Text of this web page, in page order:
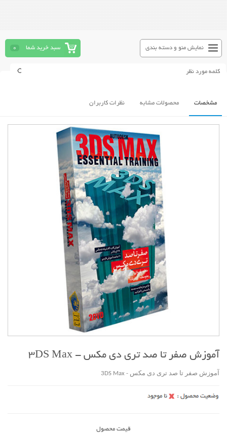
سبد خرید شما 0 نمایش منو و دسته بندی
مشخصات محصولات مشابه نظرات کاربران
آموزش صفر تا صد تری دی مکس - 3DS Max
آموزش صفر تا صد تری دی مکس - 3DS Max
قیمت محصول